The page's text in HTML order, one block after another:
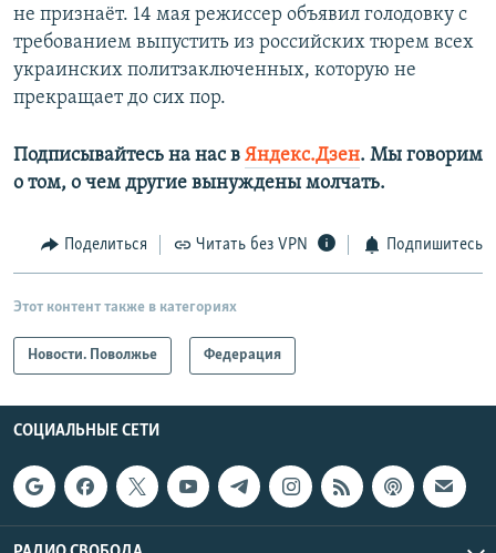
не признаёт. 14 мая режиссер объявил голодовку с
требованием выпустить из российских тюрем всех
украинских политзаключенных, которую не
прекращает до сих пор.
Подписывайтесь на нас в Яндекс.Дзен. Мы говорим
о том, о чем другие вынуждены молчать.
Поделиться Читать без VPN Подпишитесь
Этот контент также в категориях
Новости. Поволжье Федерация
СОЦИАЛЬНЫЕ СЕТИ